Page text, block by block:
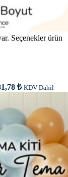
Seçenekler ürün
₺ KDV Dahil